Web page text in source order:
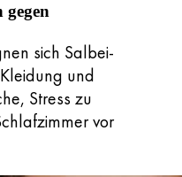
gegen
sich Salbei-
und
Stress zu
vor